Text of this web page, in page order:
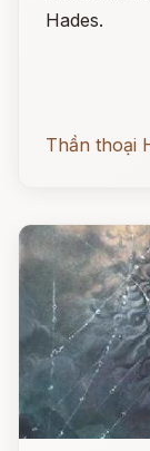
Hades.
Thần thoại